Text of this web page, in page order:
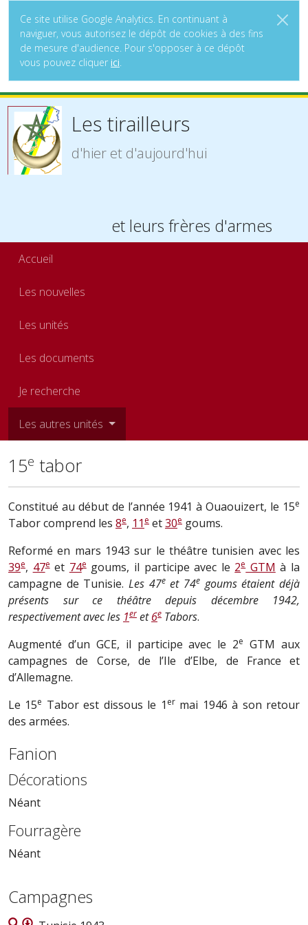
Ce site utilise Google Analytics. En continuant à
naviguer, vous autorisez le dépôt de cookies à des fins
de mesure d'audience. Pour s'opposer à ce dépôt
vous pouvez cliquer ici.
Les tirailleurs
d'hier et d'aujourd'hui
et leurs frères d'armes
Accueil
Les nouvelles
Les unités
Les documents
Je recherche
Les autres unités
15e tabor
Constitué au début de l’année 1941 à Ouaouizert, le 15e
Tabor comprend les 8e, 11 e et30e goums.
Reformé en mars 1943 sur le théâtre tunisien avec les
39e, 47eet 74egoums, il participe avec le 2eGTM à la
campagne de Tunisie. Les 47eet 74e goums étaient déjà
présents sur ce théâtre depuis décembre 1942,
respectivement avec les 1er et6e Tabors.
Augmenté d’un GCE, il participe avec le 2e GTM aux
campagnes de Corse, de l’Ile d’Elbe, de France et
d’Allemagne.
Le 15e Tabor est dissous le 1 ermai 1946 à son retour
des armées.
Fanion
Décorations
Néant
Fourragère
Néant
Campagnes